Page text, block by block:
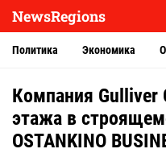
NewsRegions
Политика Экономика
Компания Gulliver
этажа в
OSTANKINO